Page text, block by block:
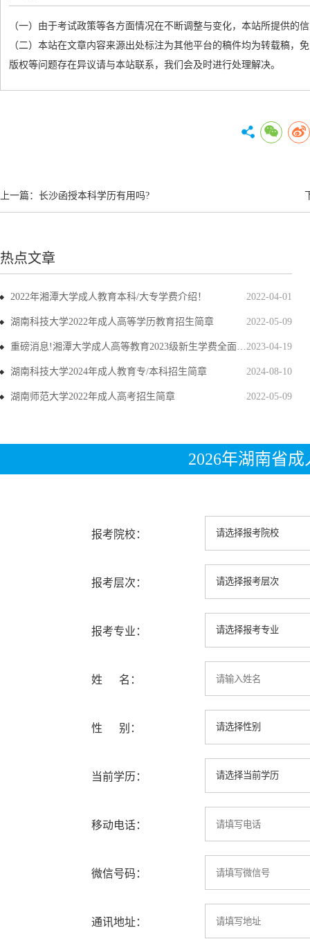
（一）由于考试政策等各方面情况在不断调整与变化，本站所提供的
（二）本站在文章内容来源出处标注为其他平台的稿件均为转载稿
版权等问题存在异议请与本站联系，我们会及时进行处理解决。
上一篇： 长沙函授本科学历有用吗?
热点文章
2022-04-01
2022年湘潭大学成人教育本科/大专学费介绍！
2022-05-09
湖南科技大学2022年成人高等学历教育招生简章
2023-04-19
重磅消息!湘潭大学成人高等教育2023级新生学费全面上调
2024-08-10
湖南科技大学2024年成人教育专/本科招生简章
2022-05-09
湖南师范大学2022年成人高考招生简章
2026年湖南省
报考院校：
报考层次：
报考专业：
姓 名：
性 别：
当前学历：
移动电话：
微信号码：
通讯地址：